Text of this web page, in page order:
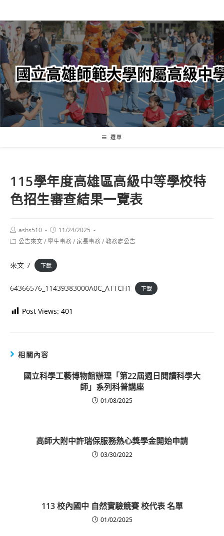
轉
至
主
內
容
選單
115學年度高雄區高級中等學校特
色招生審查結果一覽表
Post
author:
ashs510
Post
published:
11/24/2025
Post公告來文/學生事務/ 家長事務/教務處公告
來文-7 下載
64366576_11439383000A0C_ATTCH1 下載
Post Views: 401
相關內容
國立科學工藝博物館辦理「第22屆週日閱讀科學大
師」系列科普講座
01/08/2025
高師大附中許瑞保服務熱心獎學金開始申請
03/30/2022
113 校內國中 自然實驗競賽 校代表 名單
01/02/2025